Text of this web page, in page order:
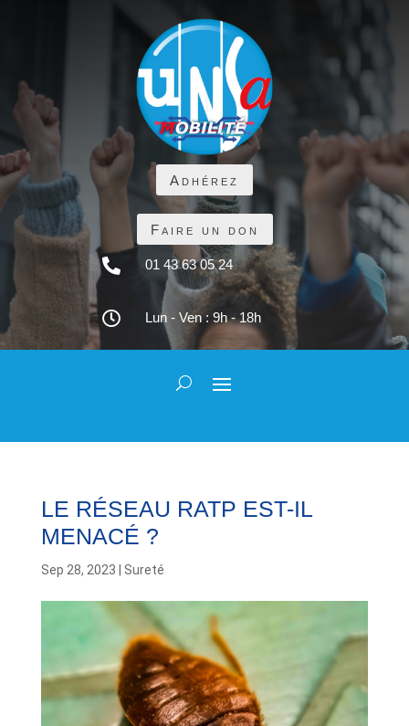
Adhérez
Faire un don
 01 43 63 05 24
 Lun - Ven : 9h - 18h
LE RÉSEAU RATP EST-IL
MENACÉ ?
Sep 28, 2023 Sureté